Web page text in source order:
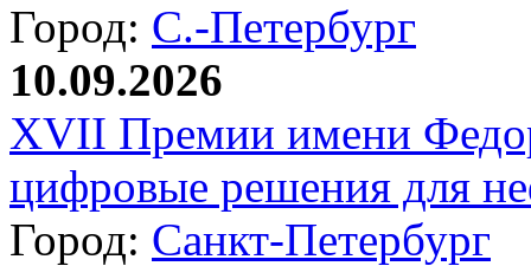
Город: С.-Петербург
10.09.2026
XVII Премии имени
цифровые решения для
Город: Санкт-Петербург